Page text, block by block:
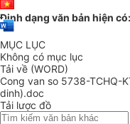
Định dạng văn bản hiện có:
MỤC LỤC
Không có mục lục
Tải về (WORD)
Cong van so 5738-TCHQ-
dinh).doc
Tải lược đồ